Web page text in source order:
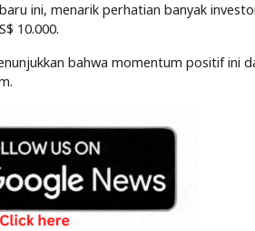
ini, menarik perhatian banyak
10.000.
bahwa momentum positif ini